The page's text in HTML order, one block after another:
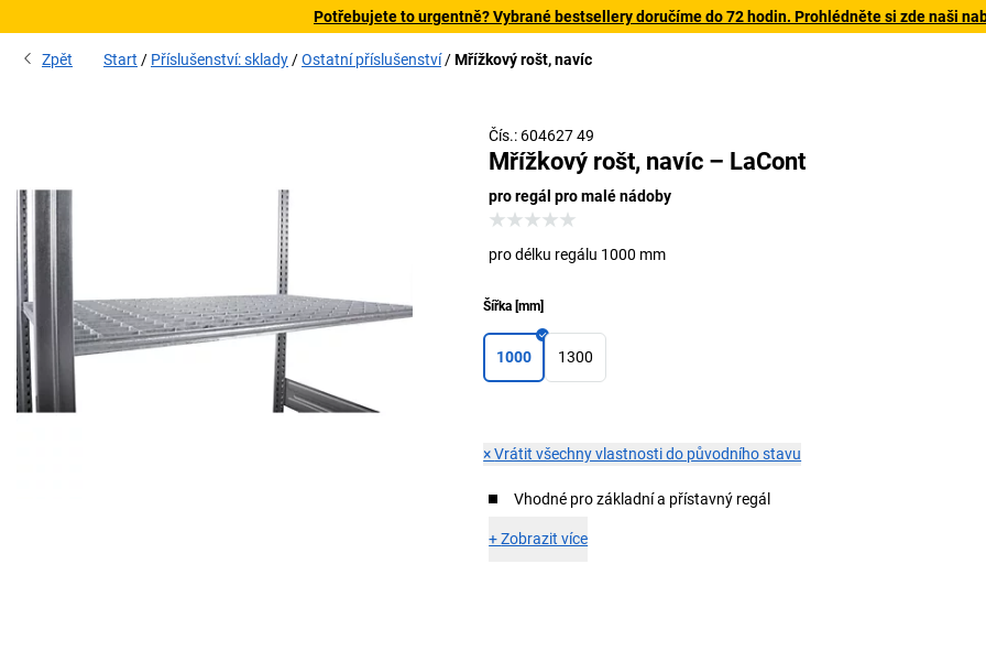
Potřebujete to urgentně? Vybrané bestsellery doručíme do 72 hodin. Prohlédněte si zde naši
Zpět Start Příslušenství: sklady Ostatní příslušenství Mřížkový rošt, navíc
Čís.: 604627 49
Mřížkový rošt, navíc – LaCont
pro regál pro malé nádoby
pro délku regálu 1000 mm
Šířka [mm]
1000 1300
×Vrátit všechny vlastnosti do původního stavu
Vhodné pro základní a přístavný regál
+Zobrazit více